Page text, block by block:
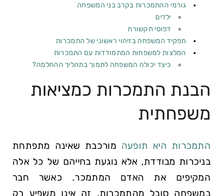
גורמי ההתמכרות בקרב בני המשפחה
ילדים
דפוסי תקשורת
תפקיד המשפחה בזיהוי ראשוני של התמכרות
המלצות למשפחות המתמודדות עם התמכרות
כיצד יכולה המשפחה לתמוך בתהליך ההחלמה?
הבנת התמכרות כמציאות
משפחתית
התמכרות היא תופעה מורכבת שאינה מתפתחת
בניכרות מבודדת, אלא נוגעת בחייהם של כל אלה
המקיפים את האדם המתמכר. כאשר חבר
במשפחה סובל מהתמכרות, זה אינו משפיע רק